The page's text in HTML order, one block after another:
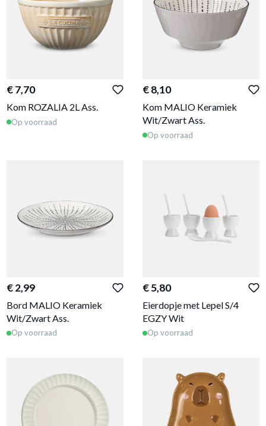
€ 7,70
Kom ROZALIA 2L Ass.
Op voorraad
€ 8,10
Kom MALIO Keramiek
Wit/Zwart Ass.
Op voorraad
€ 2,99
Bord MALIO Keramiek
Wit/Zwart Ass.
Op voorraad
€ 5,80
Eierdopje met Lepel S/4
EGZY Wit
Op voorraad